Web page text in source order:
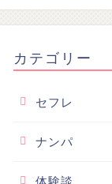
カテゴリー
セフレ
ナンパ
体験談